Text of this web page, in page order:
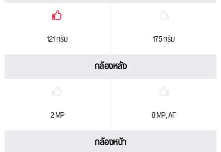
121 กรัม 175 กรัม
กล้องหลัง
2 MP 8 MP, AF
กล้องหน้า